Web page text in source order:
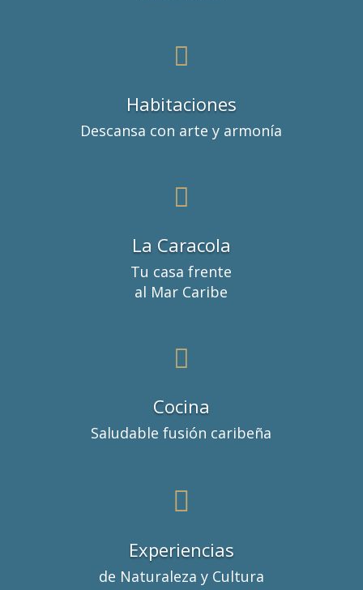

Habitaciones
Descansa con arte y armonía

La Caracola
Tu casa frente
al Mar Caribe

Cocina
Saludable fusión caribeña

Experiencias
de Naturaleza y Cultura